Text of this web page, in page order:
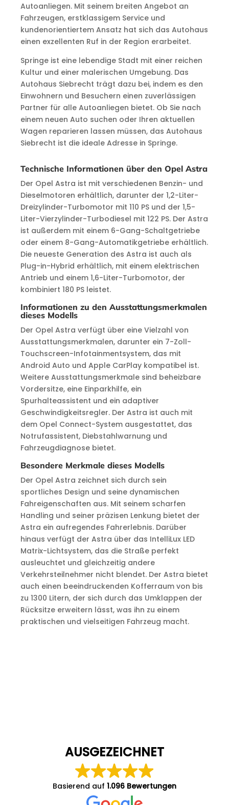
Autoanliegen. Mit seinem breiten Angebot an
Fahrzeugen, erstklassigem Service und
kundenorientiertem Ansatz hat sich das Autohaus
einen exzellenten Ruf in der Region erarbeitet.
Springe ist eine lebendige Stadt mit einer reichen
Kultur und einer malerischen Umgebung. Das
Autohaus Siebrecht trägt dazu bei, indem es den
Einwohnern und Besuchern einen zuverlässigen
Partner für alle Autoanliegen bietet. Ob Sie nach
einem neuen Auto suchen oder Ihren aktuellen
Wagen reparieren lassen müssen, das Autohaus
Siebrecht ist die ideale Adresse in Springe.
Technische Informationen über den Opel Astra
Der Opel Astra ist mit verschiedenen Benzin- und
Dieselmotoren erhältlich, darunter der 1,2-Liter-
Dreizylinder-Turbomotor mit 110 PS und der 1,5-
Liter-Vierzylinder-Turbodiesel mit 122 PS. Der Astra
ist außerdem mit einem 6-Gang-Schaltgetriebe
oder einem 8-Gang-Automatikgetriebe erhältlich.
Die neueste Generation des Astra ist auch als
Plug-in-Hybrid erhältlich, mit einem elektrischen
Antrieb und einem 1,6-Liter-Turbomotor, der
kombiniert 180 PS leistet.
Informationen zu den Ausstattungsmerkmalen
dieses Modells
Der Opel Astra verfügt über eine Vielzahl von
Ausstattungsmerkmalen, darunter ein 7-Zoll-
Touchscreen-Infotainmentsystem, das mit
Android Auto und Apple CarPlay kompatibel ist.
Weitere Ausstattungsmerkmale sind beheizbare
Vordersitze, eine Einparkhilfe, ein
Spurhalteassistent und ein adaptiver
Geschwindigkeitsregler. Der Astra ist auch mit
dem Opel Connect-System ausgestattet, das
Notrufassistent, Diebstahlwarnung und
Fahrzeugdiagnose bietet.
Besondere Merkmale dieses Modells
Der Opel Astra zeichnet sich durch sein
sportliches Design und seine dynamischen
Fahreigenschaften aus. Mit seinem scharfen
Handling und seiner präzisen Lenkung bietet der
Astra ein aufregendes Fahrerlebnis. Darüber
hinaus verfügt der Astra über das IntelliLux LED
Matrix-Lichtsystem, das die Straße perfekt
ausleuchtet und gleichzeitig andere
Verkehrsteilnehmer nicht blendet. Der Astra bietet
auch einen beeindruckenden Kofferraum von bis
zu 1300 Litern, der sich durch das Umklappen der
Rücksitze erweitern lässt, was ihn zu einem
praktischen und vielseitigen Fahrzeug macht.
AUSGEZEICHNET
Basierend auf 1.096 Bewertungen